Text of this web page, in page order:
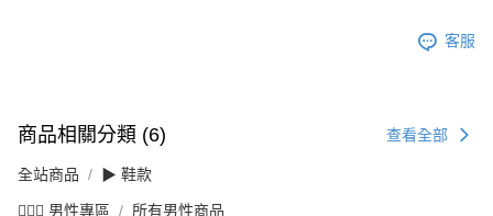
客服
商品相關分類 (6) 查看全部
全站商品 ▶ 鞋款
💁🏻‍♂️ 男性專區 所有男性商品